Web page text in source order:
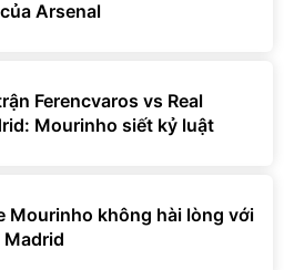
Arsenal
Ferencvaros vs Real
Mourinho siết kỷ luật
Mourinho không hài lòng với
Madrid